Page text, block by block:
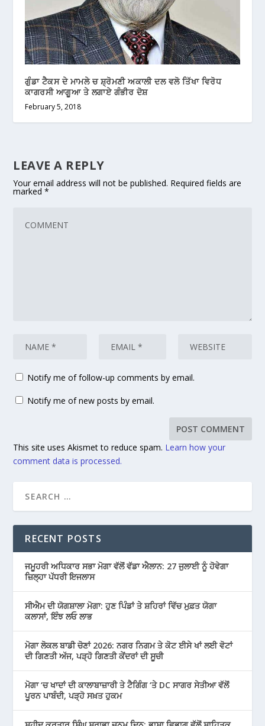
ਗੁੰਡਾ ਟੈਕਸ ਦੇ ਮਾਮਲੇ ਚ ਸ਼੍ਰੋਮਣੀ ਅਕਾਲੀ ਦਲ ਵਲੋ ਤਿੱਖਾ ਵਿਰੋਧ
ਕਾਗਰਸੀ ਆਗੂਆ ਤੇ ਲਗਾਏ ਗੰਭੀਰ ਦੋਸ਼
February 5, 2018
LEAVE A REPLY
Your email address will not be published. Required fields are
marked*
Notify me of follow-up comments by email.
Notify me of new posts by email.
This site uses Akismet to reduce spam. Learn how your
comment data is processed.
RECENT POSTS
ਜਮੂਹਰੀ ਅਧਿਕਾਰ ਸਭਾ ਮੋਗਾ ਵੱਲੋਂ ਵੱਡਾ ਐਲਾਨ: 27 ਜੁਲਾਈ ਨੂੰ ਹੋਵੇਗਾ
ਜ਼ਿਲ੍ਹਾ ਪੱਧਰੀ ਇਜਲਾਸ
ਸੀਐਮ ਦੀ ਯੋਗਸ਼ਾਲਾ ਮੋਗਾ: ਹੁਣ ਪਿੰਡਾਂ ਤੇ ਸ਼ਹਿਰਾਂ ਵਿੱਚ ਮੁਫ਼ਤ ਯੋਗਾ
ਕਲਾਸਾਂ, ਇੰਝ ਲਓ ਲਾਭ
ਮੋਗਾ ਲੋਕਲ ਬਾਡੀ ਚੋਣਾਂ 2026: ਨਗਰ ਨਿਗਮ ਤੇ ਕੋਟ ਈਸੇ ਖਾਂ ਲਈ ਵੋਟਾਂ
ਦੀ ਗਿਣਤੀ ਅੱਜ, ਪੜ੍ਹੋ ਗਿਣਤੀ ਕੇਂਦਰਾਂ ਦੀ ਸੂਚੀ
ਮੋਗਾ ‘ਚ ਖਾਦਾਂ ਦੀ ਕਾਲਾਬਾਜ਼ਾਰੀ ਤੇ ਟੈਗਿੰਗ ‘ਤੇ DC ਸਾਗਰ ਸੇਤੀਆ ਵੱਲੋਂ
ਪੂਰਨ ਪਾਬੰਦੀ, ਪੜ੍ਹੋ ਸਖ਼ਤ ਹੁਕਮ